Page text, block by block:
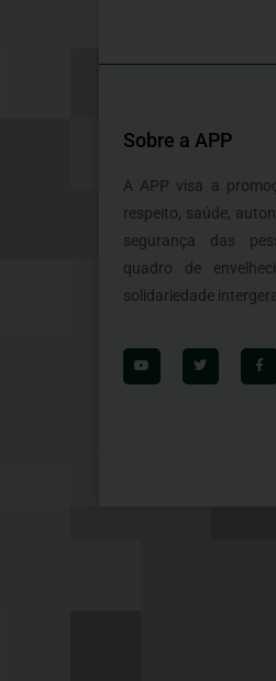
Sobre a APP
A APP visa a
respeito, saúde,
segurança das
quadro de
solidariedade